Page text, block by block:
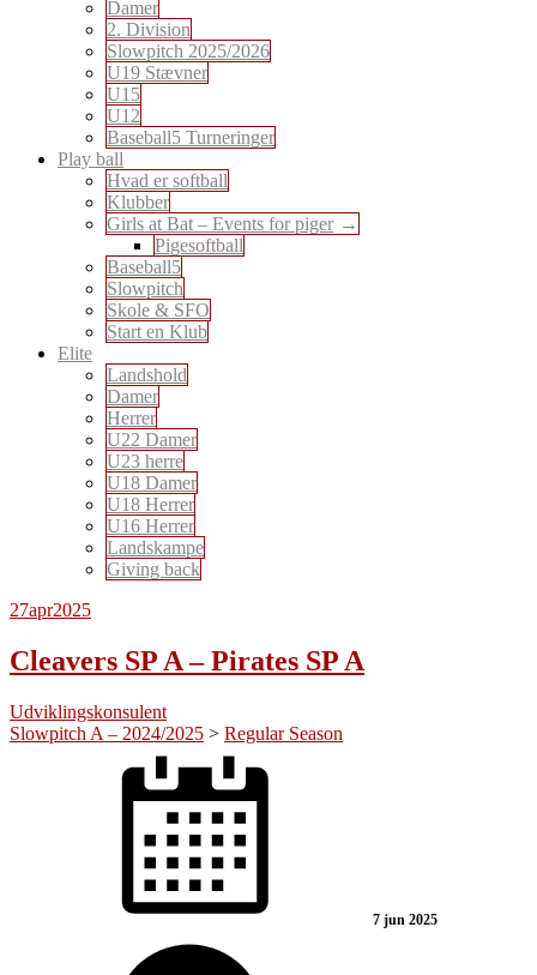
Damer
2. Division
Slowpitch 2025/2026
U19 Stævner
U15
U12
Baseball5 Turneringer
Play ball
Hvad er softball
Klubber
Girls at Bat – Events for piger
Pigesoftball
Baseball5
Slowpitch
Skole & SFO
Start en Klub
Elite
Landshold
Damer
Herrer
U22 Damer
U23 herre
U18 Damer
U18 Herrer
U16 Herrer
Landskampe
Giving back
27apr2025
Cleavers SP A – Pirates SP A
Udviklingskonsulent
Slowpitch A – 2024/2025 > Regular Season
7 jun 2025